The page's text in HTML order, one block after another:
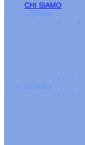
CHI SIAMO
LAVORO
STUDIO